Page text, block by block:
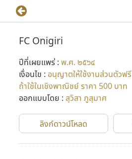
FC Onigiri
ปีที่เผยแพร่ : พ.ศ. ๒๕๖๔
เงื่อนไข : อนุญาตให้ใช้งานส่วนตัวฟรี
ถ้าใช้ในเชิงพาณิชย์ ราคา 500 บาท
ออกแบบโดย : สุวิสา ภูสุมาศ
ลิงก์ดาวน์โหลด